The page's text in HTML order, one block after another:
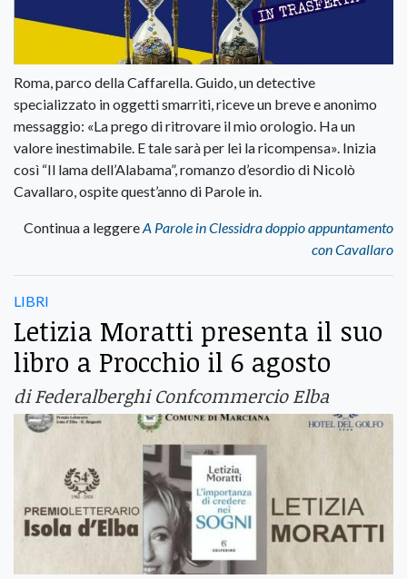
Roma, parco della Caffarella. Guido, un detective
specializzato in oggetti smarriti, riceve un breve e anonimo
messaggio: «La prego di ritrovare il mio orologio. Ha un
valore inestimabile. E tale sarà per lei la ricompensa». Inizia
così “Il lama dell’Alabama”, romanzo d’esordio di Nicolò
Cavallaro, ospite quest’anno di Parole in.
Continua a leggereA Parole in Clessidra doppio appuntamento
con Cavallaro
LIBRI
Letizia Moratti presenta il suo
libro a Procchio il 6 agosto
di Federalberghi Confcommercio Elba